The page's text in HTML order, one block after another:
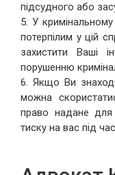
підсудного або
5. У
потерпілим у цій
захистити Ваші
порушенню
6. Якщо Ви
можна
право надане
тиску на вас під